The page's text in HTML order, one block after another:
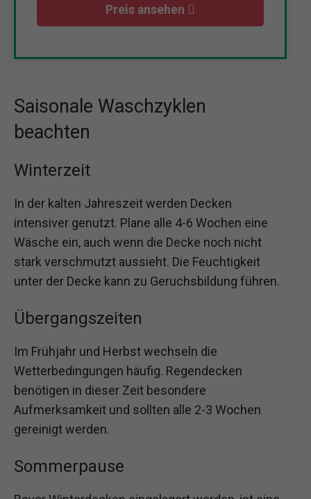
Preis ansehen
Saisonale Waschzyklen
beachten
Winterzeit
In der kalten Jahreszeit werden Decken
intensiver genutzt. Plane alle 4-6 Wochen eine
Wäsche ein, auch wenn die Decke noch nicht
stark verschmutzt aussieht. Die Feuchtigkeit
unter der Decke kann zu Geruchsbildung führen.
Übergangszeiten
Im Frühjahr und Herbst wechseln die
Wetterbedingungen häufig. Regendecken
benötigen in dieser Zeit besondere
Aufmerksamkeit und sollten alle 2-3 Wochen
gereinigt werden.
Sommerpause